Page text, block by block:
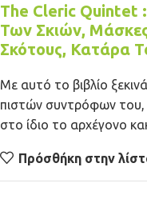
The Cleric Quintet
Των Σκιών,
Σκότους, Κατάρα
Με αυτό το βιβλίο
πιστών συντρόφων του,
στο ίδιο το αρχέγονο
Πρόσθήκη στην